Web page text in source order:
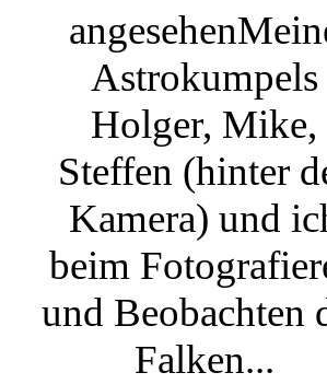
angesehen
Astrokumpels
Holger, Mike,
Steffen (hinter
Kamera) und
beim
und Beobachten
Falken...